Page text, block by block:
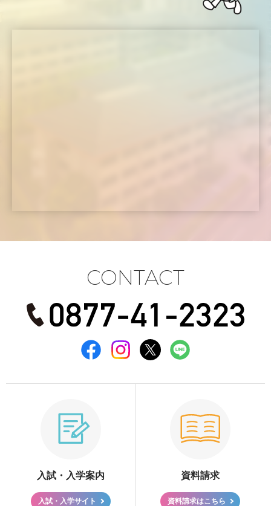
CONTACT
入試・入学案内
入試・入学サイト
資料請求
資料請求はこちら